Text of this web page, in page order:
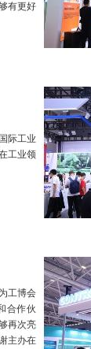
有更好
际工业
工业领
工博会
合作伙
再次亮
主办在